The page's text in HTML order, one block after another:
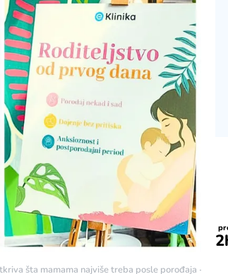
šta mamama najviše treba posle porođaja -
2